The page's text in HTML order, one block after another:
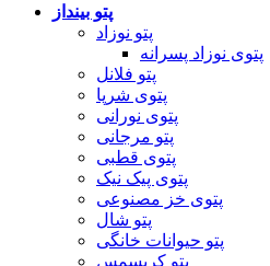
پتو بینداز
پتو نوزاد
پتوی نوزاد پسرانه
پتو فلانل
پتوی شرپا
پتوی نورانی
پتو مرجانی
پتوی قطبی
پتوی پیک نیک
پتوی خز مصنوعی
پتو شال
پتو حیوانات خانگی
پتو کریسمس